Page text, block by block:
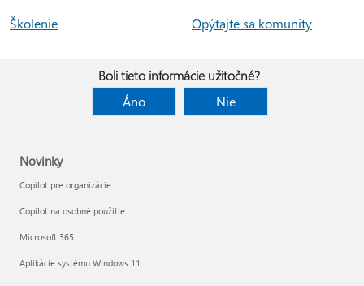
Školenie Opýtajte sa komunity
Boli tieto informácie užitočné?
Áno
Nie
Novinky
Copilot pre organizácie
Copilot na osobné použitie
Microsoft 365
Aplikácie systému Windows 11